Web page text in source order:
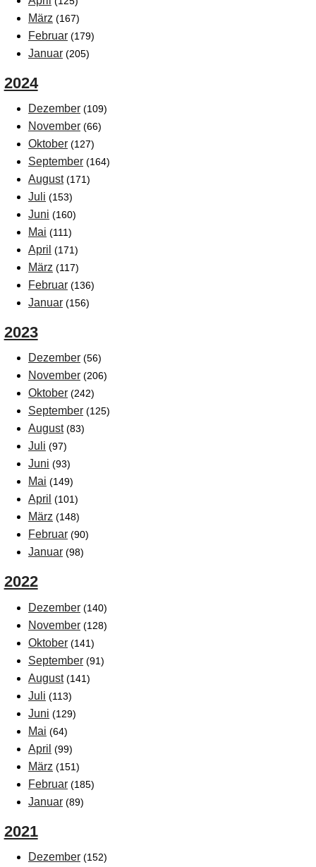
März (167)
Februar (179)
Januar (205)
2024
Dezember (109)
November (66)
Oktober (127)
September (164)
August (171)
Juli (153)
Juni (160)
Mai (111)
April (171)
März (117)
Februar (136)
Januar (156)
2023
Dezember (56)
November (206)
Oktober (242)
September (125)
August (83)
Juli (97)
Juni (93)
Mai (149)
April (101)
März (148)
Februar (90)
Januar (98)
2022
Dezember (140)
November (128)
Oktober (141)
September (91)
August (141)
Juli (113)
Juni (129)
Mai (64)
April (99)
März (151)
Februar (185)
Januar (89)
2021
Dezember (152)